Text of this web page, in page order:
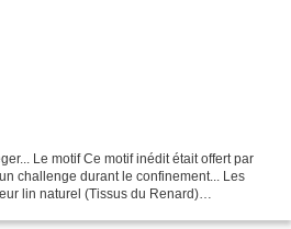
Le motif Ce motif inédit était offert par
challenge durant le confinement... Les
lin naturel (Tissus du Renard)